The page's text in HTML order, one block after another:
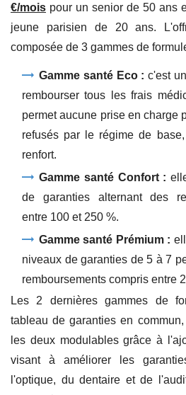
€/mois pour un senior de 50 ans
jeune parisien de 20 ans.
composée de 3 gammes de
Gamme santé Eco : c'est
rembourser tous les frais
permet aucune prise en charge
refusés par le régime de
renfort.
Gamme santé Confort :
de garanties alternant des
entre 100 et 250 %.
Gamme santé Prémium :
niveaux de garanties de 5 à 7
remboursements compris entre
Les 2 dernières gammes de
tableau de garanties en
les deux modulables grâce à
visant à améliorer les
l'optique, du dentaire et de